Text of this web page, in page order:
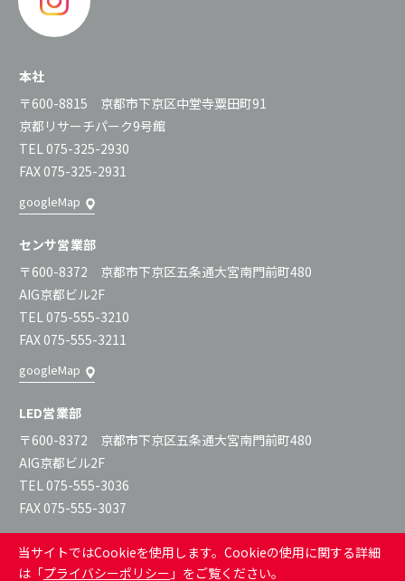
本社
〒600-8815 京都市下京区中堂寺粟田町91
京都リサーチパーク9号館
TEL 075-325-2930
FAX 075-325-2931
googleMap
センサ営業部
〒600-8372 京都市下京区五条通大宮南門前町480
AIG京都ビル2F
TEL 075-555-3210
FAX 075-555-3211
googleMap
LED営業部
〒600-8372 京都市下京区五条通大宮南門前町480
AIG京都ビル2F
TEL 075-555-3036
FAX 075-555-3037
googleMap
当サイトではCookieを使用します。Cookieの使用に関する詳細
は「プライバシーポリシー 」をご覧ください。